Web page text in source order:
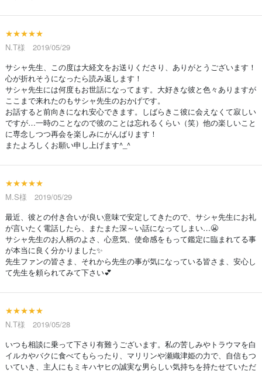
★★★★★
N.T様 2019/05/29
サシャ先生、この度は大経文をお送りくださり、ありがとうございます！
心が折れそうになったら読み返します！
サシャ先生には何度もお世話になってます。大好きな彼と色々ありますが
ここまで来れたのもサシャ先生のおかげです。
お話すると前向きになれ安心できます。しばらきこ彼に会えなくて寂しい
ですが…一時のことなので彼のことは忘れるくらい（笑）他の楽しいこと
に専念しつつ再会を楽しみにがんばります！
またよろしくお願い申し上げます^_^
★★★★★
M.S様 2019/05/29
最近、彼との付き合いが良い意味で安定してきたので、サシャ先生にお礼
が言いたく電話したら、またまた深～い話になってしまい…😬
サシャ先生のお人柄のよさ、心意気、使命感をもって鑑定に臨まれてる事
が本当に良く分かりました✨
先生ファンの皆さま、それから先生の事が気になっている皆さま、安心し
て先生を頼られてみて下さい💕
★★★★★
N.T様 2019/05/28
いつも相談に乗って下さり有難うございます。私の苦しみやトラウマを白
イルカやバクに食べてもらったり、マリリンや瀬織津姫の力で、自信もつ
いていき、主人にもミキハヤヒの誠実な男らしい気持ちを持たせていただ